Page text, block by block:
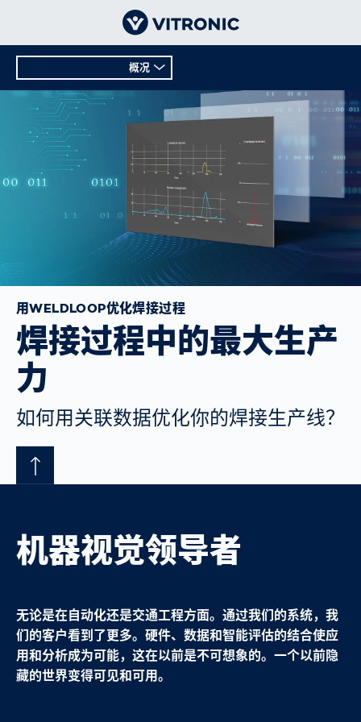
用WELDLOOP优化焊接过程
焊接过程中的最大生产
力
如何用关联数据优化你的焊接生产线？
概况
机器视觉领导者
无论是在自动化还是交通工程方面。通过我们的系统，我
们的客户看到了更多。硬件、数据和智能评估的结合使应
用和分析成为可能，这在以前是不可想象的。一个以前隐
藏的世界变得可见和可用。